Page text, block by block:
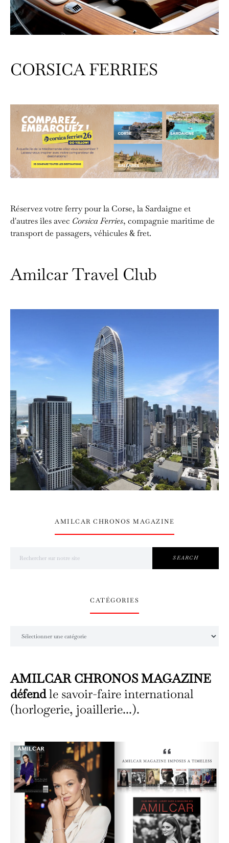
CORSICA FERRIES
Réservez votre ferry pour la Corse, la Sardaigne et
d'autres îles avec Corsica Ferries, compagnie maritime de
transport de passagers, véhicules & fret.
Amilcar Travel Club
AMILCAR CHRONOS MAGAZINE
SEARCH
CATÉGORIES
AMILCAR CHRONOS MAGAZINE
défendle savoir-faire international
(horlogerie, joaillerie...).